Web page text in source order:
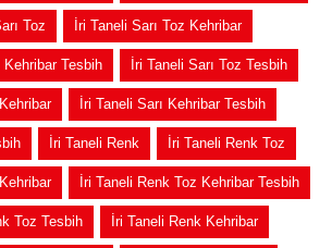
Toz İri Taneli Sarı Toz Kehribar
Kehribar Tesbih İri Taneli Sarı Toz Tesbih
İri Taneli Sarı Kehribar Tesbih
İri Taneli Renk İri Taneli Renk Toz
İri Taneli Renk Toz Kehribar Tesbih
Toz Tesbih İri Taneli Renk Kehribar